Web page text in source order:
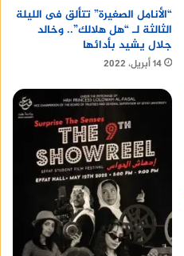
“الأنامل الصغيرة” تتألق فى الليلة
الثالثة لـ “هل هلالك”.. وخالد
جلال يشيد بأدائها
14 أبريل، 2022